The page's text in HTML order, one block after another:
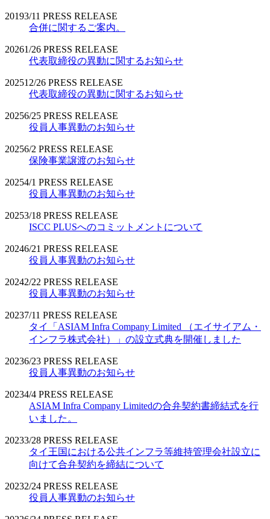
20193/11 PRESS RELEASE
合併に関するご案内。
20261/26 PRESS RELEASE
代表取締役の異動に関するお知らせ
202512/26 PRESS RELEASE
代表取締役の異動に関するお知らせ
20256/25 PRESS RELEASE
役員人事異動のお知らせ
20256/2 PRESS RELEASE
保険事業譲渡のお知らせ
20254/1 PRESS RELEASE
役員人事異動のお知らせ
20253/18 PRESS RELEASE
ISCC PLUSへのコミットメントについて
20246/21 PRESS RELEASE
役員人事異動のお知らせ
20242/22 PRESS RELEASE
役員人事異動のお知らせ
20237/11 PRESS RELEASE
タイ「ASIAM Infra Company Limited （エイサイアム・
インフラ株式会社）」の設立式典を開催しました
20236/23 PRESS RELEASE
役員人事異動のお知らせ
20234/4 PRESS RELEASE
ASIAM Infra Company Limitedの合弁契約書締結式を行
いました。
20233/28 PRESS RELEASE
タイ王国における公共インフラ等維持管理会社設立に
向けて合弁契約を締結について
20232/24 PRESS RELEASE
役員人事異動のお知らせ